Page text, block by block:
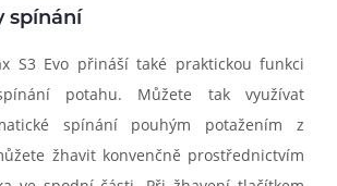
spínání
S3 Evo přináší také praktickou funkci
potahu. Můžete tak využívat
spínání pouhým potažením z
žhavit konvenčně prostřednictvím